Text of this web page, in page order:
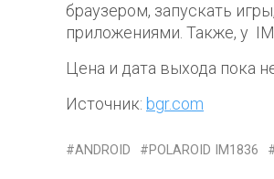
браузером, запускать
приложениями. Также, у
Цена и дата выхода пока
Источник: bgr.com
ANDROID POLAROID IM1836